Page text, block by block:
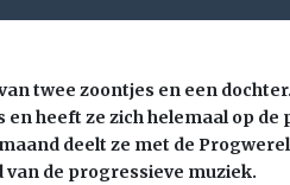
twee zoontjes en een
heeft ze zich helemaal op
deelt ze met de
de progressieve muziek.